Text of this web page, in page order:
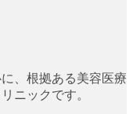
、根拠ある美容医療
ニックです。